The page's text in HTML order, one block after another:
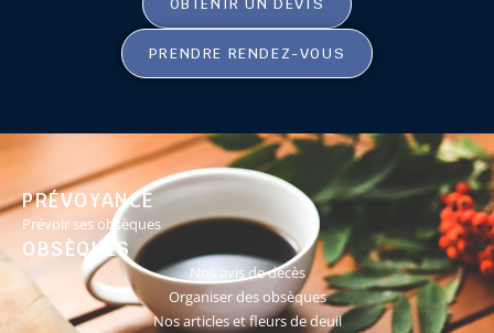
OBTENIR UN DEVIS
PRENDRE RENDEZ-VOUS
PRÉVOYANCE
Prévoir ses obsèques
OBSÈQUES
Nos avis de décès
Organiser des obsèques
Nos articles et fleurs de deuil